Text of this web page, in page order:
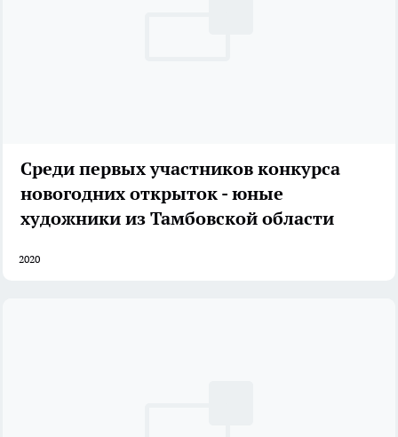
Среди первых участников конкурса
новогодних открыток - юные
художники из Тамбовской области
2020